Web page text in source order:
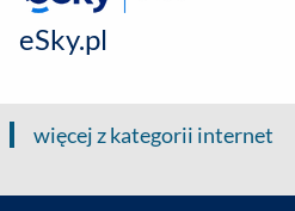
eSky.pl
więcej z kategorii internet